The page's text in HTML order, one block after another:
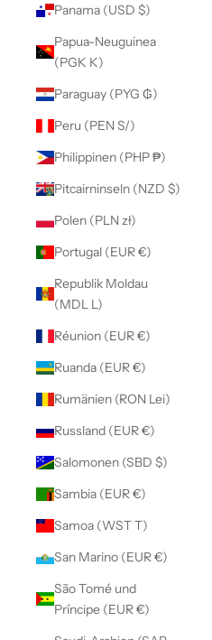
Panama (USD $)
Papua-Neuguinea
(PGK K)
Paraguay (PYG ₲)
Peru (PEN S/)
Philippinen (PHP ₱)
Pitcairninseln (NZD $)
Polen (PLN zł)
Portugal (EUR €)
Republik Moldau
(MDL L)
Réunion (EUR €)
Ruanda (EUR €)
Rumänien (RON Lei)
Russland (EUR €)
Salomonen (SBD $)
Sambia (EUR €)
Samoa (WST T)
San Marino (EUR €)
São Tomé und
Príncipe (EUR €)